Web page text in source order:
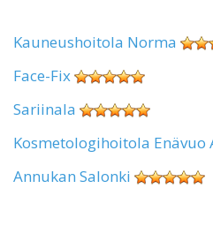
Kauneushoitola Norma
Face-Fix
Sariinala
Kosmetologihoitola Enävuo
Annukan Salonki